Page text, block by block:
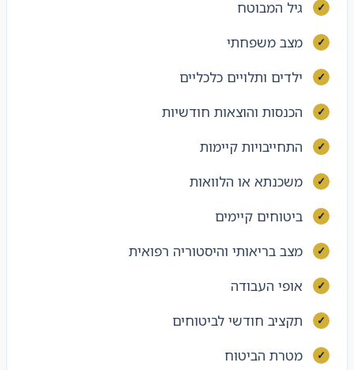
גיל המבוטח
מצב משפחתי
ילדים ותלויים כלכליים
הכנסות והוצאות חודשיות
התחייבויות קיימות
משכנתא או הלוואות
ביטוחים קיימים
מצב בריאותי והיסטוריה רפואית
אופי העבודה
תקציב חודשי לביטוחים
מטרת הביטוח